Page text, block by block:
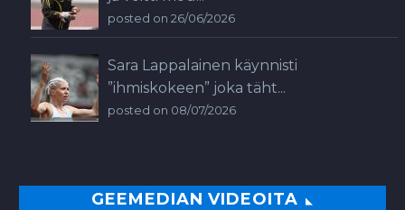
posted on 26/06/2026
Sara Lappalainen käynnisti
”ihmiskokeen” joka täht...
posted on 08/07/2026
GEEMEDIAN VIDEOITA